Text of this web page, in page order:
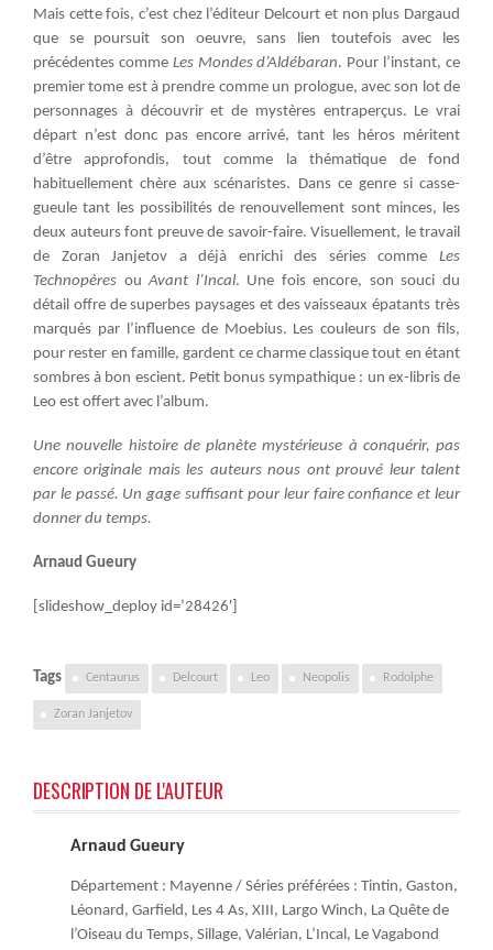
Mais cette fois, c’est chez l’éditeur Delcourt et non plus Dargaud
que se poursuit son oeuvre, sans lien toutefois avec les
précédentes comme Les Mondes d’Aldébaran. Pour l’instant, ce
premier tome est à prendre comme un prologue, avec son lot de
personnages à découvrir et de mystères entraperçus. Le vrai
départ n’est donc pas encore arrivé, tant les héros méritent
d’être approfondis, tout comme la thématique de fond
habituellement chère aux scénaristes. Dans ce genre si casse-
gueule tant les possibilités de renouvellement sont minces, les
deux auteurs font preuve de savoir-faire. Visuellement, le travail
de Zoran Janjetov a déjà enrichi des séries comme Les
Technopères ouAvant l’Incal. Une fois encore, son souci du
détail offre de superbes paysages et des vaisseaux épatants très
marqués par l’influence de Moebius. Les couleurs de son fils,
pour rester en famille, gardent ce charme classique tout en étant
sombres à bon escient. Petit bonus sympathique : un ex-libris de
Leo est offert avec l’album.
Une nouvelle histoire de planète mystérieuse à conquérir, pas
encore originale mais les auteurs nous ont prouvé leur talent
par le passé. Un gage suffisant pour leur faire confiance et leur
donner du temps.
Arnaud Gueury
[slideshow_deploy id=’28426′]
Tags Centaurus Delcourt Leo Neopolis Rodolphe
Zoran Janjetov
DESCRIPTION DE L'AUTEUR
Arnaud Gueury
Département : Mayenne / Séries préférées : Tintin, Gaston,
Léonard, Garfield, Les 4 As, XIII, Largo Winch, La Quête de
l’Oiseau du Temps, Sillage, Valérian, L’Incal, Le Vagabond